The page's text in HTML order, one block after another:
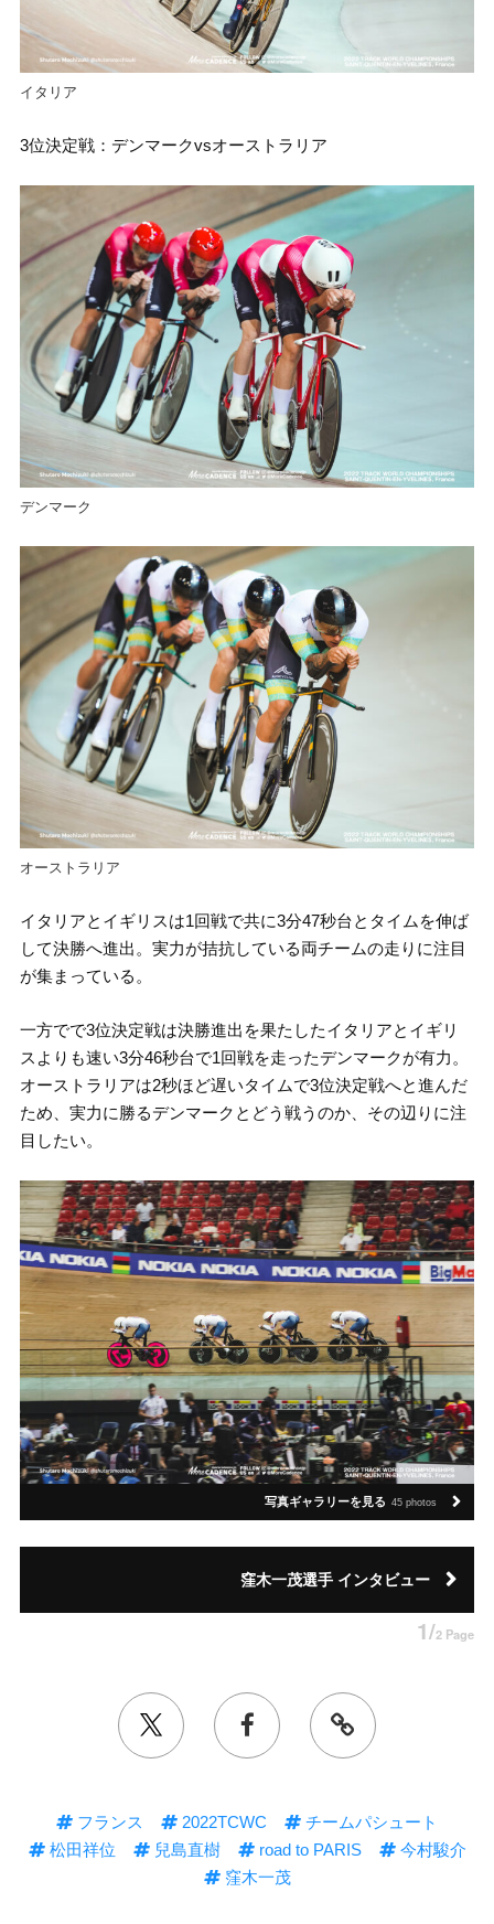
イタリア
3位決定戦：デンマークvsオーストラリア
デンマーク
オーストラリア
イタリアとイギリスは1回戦で共に3分47秒台とタイムを伸ば
して決勝へ進出。実力が拮抗している両チームの走りに注目
が集まっている。
一方でで3位決定戦は決勝進出を果たしたイタリアとイギリ
スよりも速い3分46秒台で1回戦を走ったデンマークが有力。
オーストラリアは2秒ほど遅いタイムで3位決定戦へと進んだ
ため、実力に勝るデンマークとどう戦うのか、その辺りに注
目したい。
写真ギャラリーを見る 45 photos
窪木一茂選手 インタビュー
1/2 Page
フランス 2022TCWC
チームパシュート
松田祥位
兒島直樹 road to PARIS
今村駿介
窪木一茂